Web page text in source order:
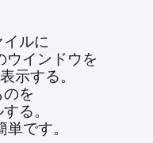
イルに
ウインドウを
示する。
のを
る。
単です。